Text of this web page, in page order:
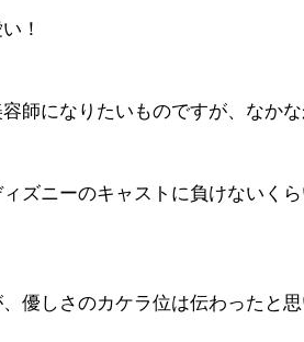
！
師になりたいものですが、なか
ズニーのキャストに負けないく
優しさのカケラ位は伝わったと